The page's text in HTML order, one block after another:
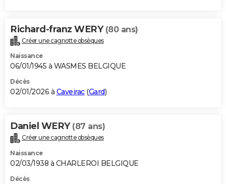
Richard-franz WERY (80 ans)
Créer une cagnotte obsèques
Naissance
06/01/1945 à WASMES BELGIQUE
Décès
02/01/2026 à Caveirac(Gard)
Daniel WERY (87 ans)
Créer une cagnotte obsèques
Naissance
02/03/1938 à CHARLEROI BELGIQUE
Décès